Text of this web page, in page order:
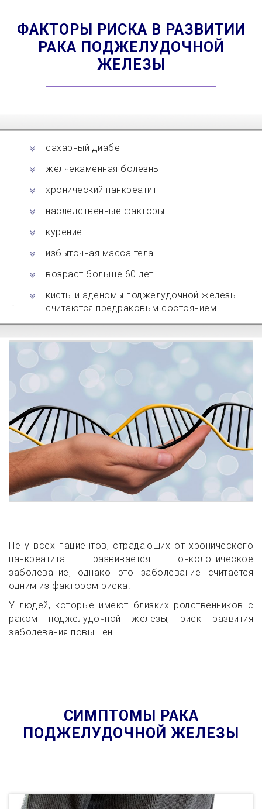
ФАКТОРЫ РИСКА В РАЗВИТИИ
РАКА ПОДЖЕЛУДОЧНОЙ
ЖЕЛЕЗЫ
сахарный диабет
желчекаменная болезнь
хронический панкреатит
наследственные факторы
курение
избыточная масса тела
возраст больше 60 лет
кисты и аденомы поджелудочной железы
считаются предраковым состоянием
Не у всех пациентов, страдающих от хронического
панкреатита развивается онкологическое
заболевание, однако это заболевание считается
одним из фактором риска.
У людей, которые имеют близких родственников с
раком поджелудочной железы, риск развития
заболевания повышен.
СИМПТОМЫ РАКА
ПОДЖЕЛУДОЧНОЙ ЖЕЛЕЗЫ